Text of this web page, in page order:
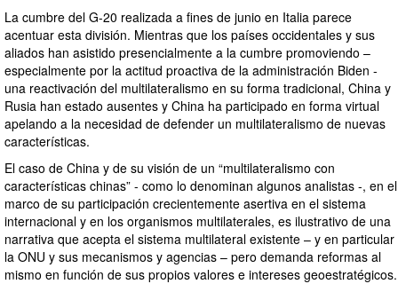
La cumbre del G-20 realizada a fines de junio en Italia parece
acentuar esta división. Mientras que los países occidentales y sus
aliados han asistido presencialmente a la cumbre promoviendo –
especialmente por la actitud proactiva de la administración Biden -
una reactivación del multilateralismo en su forma tradicional, China y
Rusia han estado ausentes y China ha participado en forma virtual
apelando a la necesidad de defender un multilateralismo de nuevas
características.
El caso de China y de su visión de un “multilateralismo con
características chinas” - como lo denominan algunos analistas -, en el
marco de su participación crecientemente asertiva en el sistema
internacional y en los organismos multilaterales, es ilustrativo de una
narrativa que acepta el sistema multilateral existente – y en particular
la ONU y sus mecanismos y agencias – pero demanda reformas al
mismo en función de sus propios valores e intereses geoestratégicos.